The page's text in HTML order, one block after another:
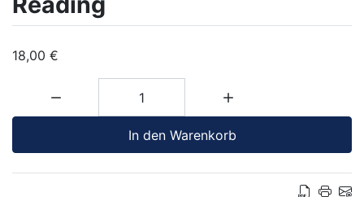
18,00 €
In den Warenkorb